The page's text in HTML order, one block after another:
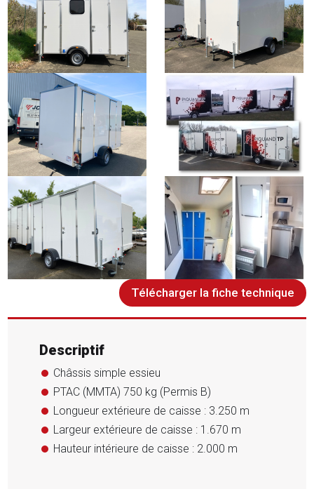
Télécharger la fiche technique
Descriptif
Châssis simple essieu
PTAC (MMTA) 750 kg (Permis B)
Longueur extérieure de caisse : 3.250 m
Largeur extérieure de caisse : 1.670 m
Hauteur intérieure de caisse : 2.000 m